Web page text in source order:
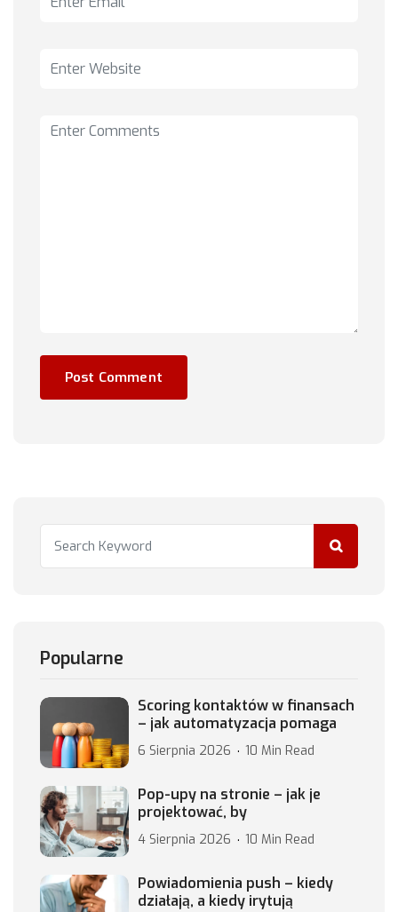
Popularne
Scoring kontaktów w finansach
– jak automatyzacja pomaga
6 Sierpnia 2026 10 Min Read
Pop-upy na stronie – jak je
projektować, by
4 Sierpnia 2026 10 Min Read
Powiadomienia push – kiedy
działają, a kiedy irytują